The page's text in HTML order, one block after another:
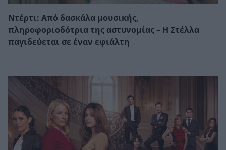
Ντέρτι: Από δασκάλα μουσικής,
πληροφοριοδότρια της αστυνομίας – Η Στέλλα
παγιδεύεται σε έναν εφιάλτη